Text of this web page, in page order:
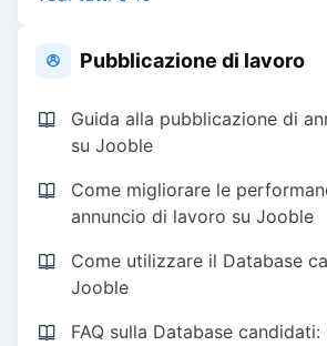
Pubblicazione di lavoro
Guida alla pubblicazione di
su Jooble
Come migliorare le
annuncio di lavoro su Jooble
Come utilizzare il Database
Jooble
FAQ sulla Database